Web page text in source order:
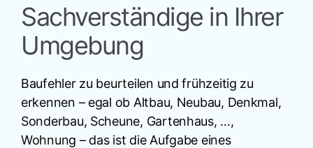
Sachverständige in Ihrer
Umgebung
Baufehler zu beurteilen und frühzeitig zu
erkennen – egal ob Altbau, Neubau, Denkmal,
Sonderbau, Scheune, Gartenhaus, …,
Wohnung – das ist die Aufgabe eines